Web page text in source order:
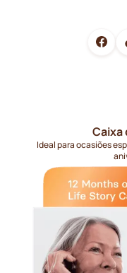
Ideal para ocasiões